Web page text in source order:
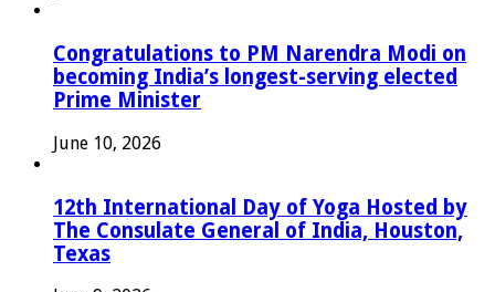
Congratulations to PM Narendra Modi on
becoming India’s longest-serving elected
Prime Minister
June 10, 2026
12th International Day of Yoga Hosted by
The Consulate General of India, Houston,
Texas